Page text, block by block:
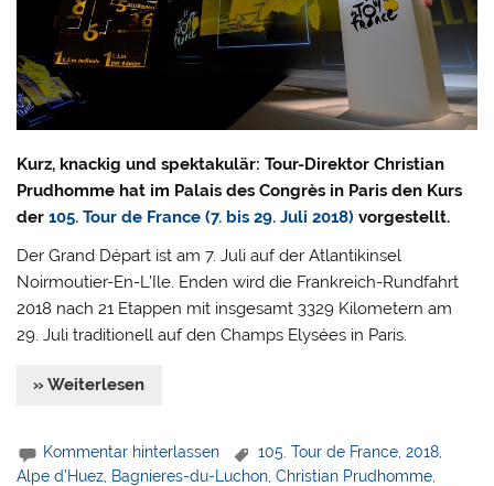
Kurz, knackig und spektakulär: Tour-Direktor Christian
Prudhomme hat im Palais des Congrès in Paris den Kurs
der105. Tour de France (7. bis 29. Juli 2018) vorgestellt.
Der Grand Départ ist am 7. Juli auf der Atlantikinsel
Noirmoutier-En-L’Ile. Enden wird die Frankreich-Rundfahrt
2018 nach 21 Etappen mit insgesamt 3329 Kilometern am
29. Juli traditionell auf den Champs Elysées in Paris.
» Weiterlesen
Kommentar hinterlassen 105. Tour de France,2018,
Alpe d'Huez Bagnieres-du-Luchon ,Christian Prudhomme